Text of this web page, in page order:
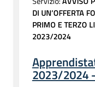
DI UN’OFFERTA
PRIMO E TERZO
2023/2024
2023/2024